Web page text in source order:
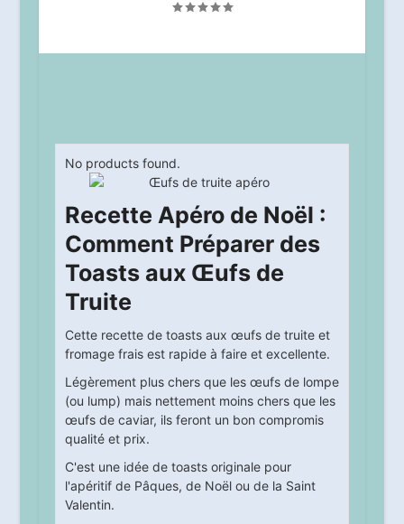
No products found.
Recette Apéro de Noël :
Comment Préparer des
Toasts aux Œufs de
Truite
Cette recette de toasts aux œufs de truite et
fromage frais est rapide à faire et excellente.
Légèrement plus chers que les œufs de lompe
(ou lump) mais nettement moins chers que les
œufs de caviar, ils feront un bon compromis
qualité et prix.
C'est une idée de toasts originale pour
l'apéritif de Pâques, de Noël ou de la Saint
Valentin.